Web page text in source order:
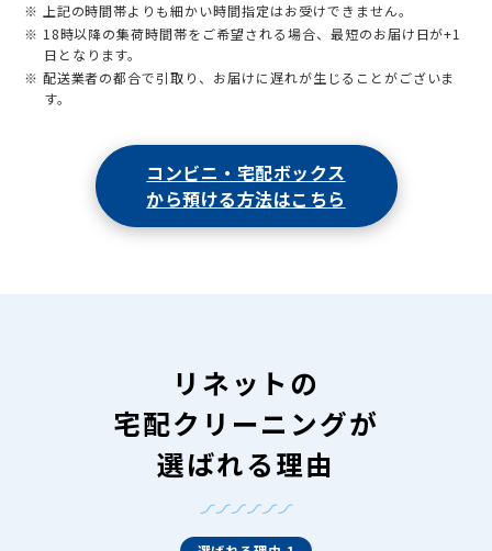
※ 上記の時間帯よりも細かい時間指定はお受けできません。
※ 18時以降の集荷時間帯をご希望される場合、最短のお届け日が+1
日となります。
※ 配送業者の都合で引取り、お届けに遅れが生じることがございま
す。
コンビニ・宅配ボックス
から預ける方法はこちら
リネットの
宅配クリーニングが
選ばれる理由